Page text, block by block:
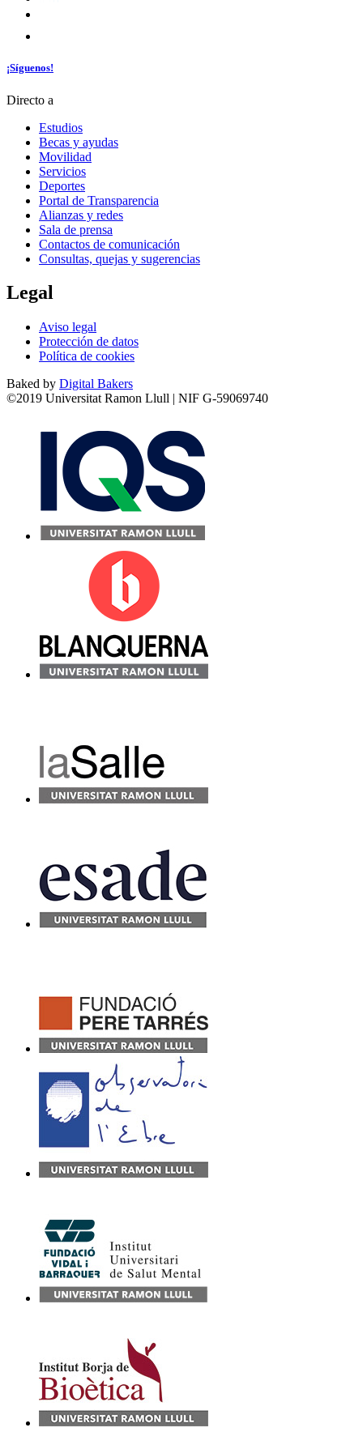
¡Síguenos!
Directo a
Estudios
Becas y ayudas
Movilidad
Servicios
Deportes
Portal de Transparencia
Alianzas y redes
Sala de prensa
Contactos de comunicación
Consultas, quejas y sugerencias
Legal
Aviso legal
Protección de datos
Política de cookies
Baked by Digital Bakers
©2019 Universitat Ramon Llull | NIF G-59069740